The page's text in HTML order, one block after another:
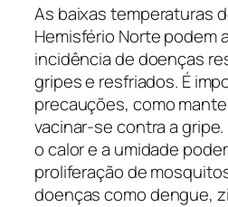
As baixas temperaturas
Hemisfério Norte podem
incidência de doenças
gripes e resfriados. É
precauções, como
vacinar-se contra a gripe.
o calor e a umidade
proliferação de
doenças como dengue,